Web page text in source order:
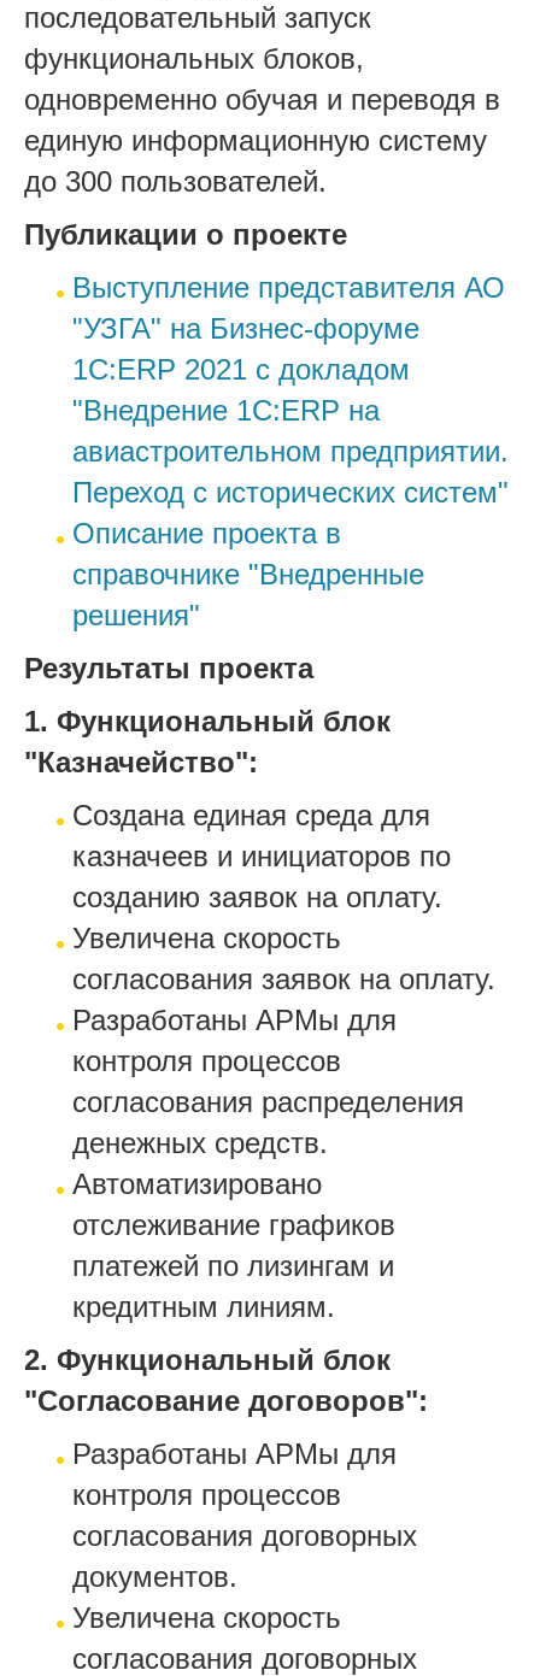
последовательный запуск
функциональных блоков,
одновременно обучая и переводя в
единую информационную систему
до 300 пользователей.
Публикации о проекте
Выступление представителя АО
"УЗГА" на Бизнес-форуме
1С:ERP 2021 с докладом
"Внедрение 1С:ERP на
авиастроительном предприятии.
Переход с исторических систем"
Описание проекта в
справочнике "Внедренные
решения"
Результаты проекта
1. Функциональный блок
"Казначейство":
Создана единая среда для
казначеев и инициаторов по
созданию заявок на оплату.
Увеличена скорость
согласования заявок на оплату.
Разработаны АРМы для
контроля процессов
согласования распределения
денежных средств.
Автоматизировано
отслеживание графиков
платежей по лизингам и
кредитным линиям.
2. Функциональный блок
"Согласование договоров":
Разработаны АРМы для
контроля процессов
согласования договорных
документов.
Увеличена скорость
согласования договорных